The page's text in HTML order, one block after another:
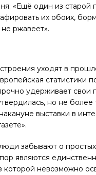
«Ещё один из старой
их обоих,
ржавеет».
уходят в
статистики
удерживает свои
но не более
выставки в
забывают о
являются
которой невозможно